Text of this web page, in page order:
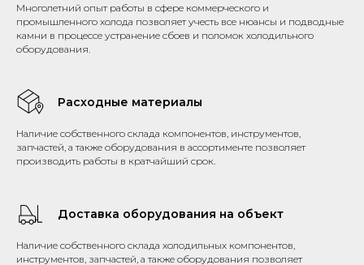
Многолетний опыт работы в сфере коммерческого и
промышленного холода позволяет учесть все нюансы и подводные
камни в процессе устранение сбоев и поломок холодильного
оборудования.
Расходные материалы
Наличие собственного склада компонентов, инструментов,
запчастей, а также оборудования в ассортименте позволяет
производить работы в кратчайший срок.
Доставка оборудования на объект
Наличие собственного склада холодильных компонентов,
инструментов, запчастей, а также оборудования позволяет